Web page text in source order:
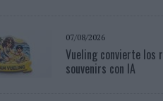
07/08/2026
Vueling convierte los
souvenirs con IA